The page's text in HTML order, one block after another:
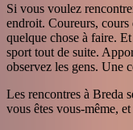
Si vous voulez
endroit. Coureurs,
quelque chose à faire.
sport tout de suite.
observez les gens. Une
Les rencontres à Breda
vous êtes vous-même,